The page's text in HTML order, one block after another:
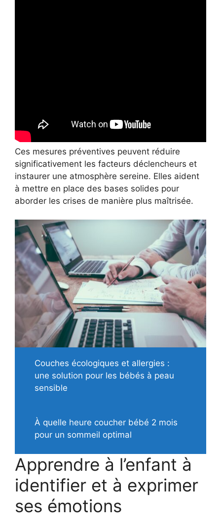
Ces mesures préventives peuvent réduire
significativement les facteurs déclencheurs et
instaurer une atmosphère sereine. Elles aident
à mettre en place des bases solides pour
aborder les crises de manière plus maîtrisée.
Couches écologiques et allergies :
une solution pour les bébés à peau
sensible
À quelle heure coucher bébé 2 mois
pour un sommeil optimal
Apprendre à l’enfant à
identifier et à exprimer
ses émotions